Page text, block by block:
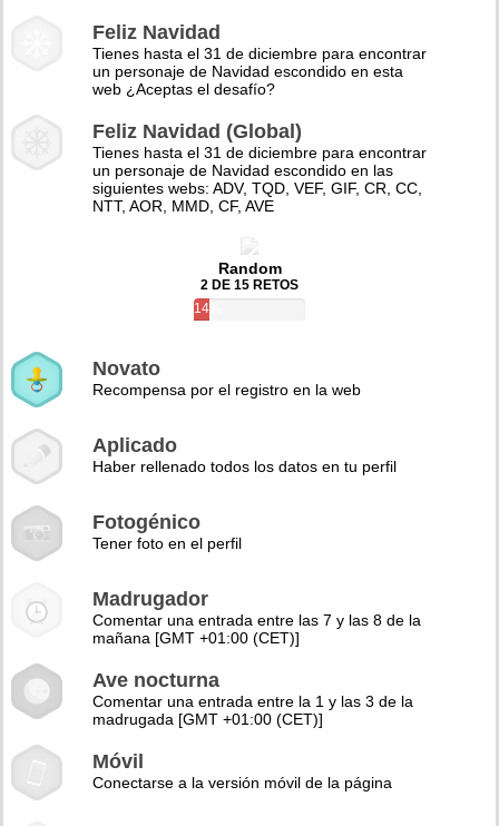
Feliz Navidad
Tienes hasta el 31 de diciembre para encontrar
un personaje de Navidad escondido en esta
web ¿Aceptas el desafío?
Feliz Navidad (Global)
Tienes hasta el 31 de diciembre para encontrar
un personaje de Navidad escondido en las
siguientes webs: ADV, TQD, VEF, GIF, CR, CC,
NTT, AOR, MMD, CF, AVE
Random
2 DE 15 RETOS
14%
Novato
Recompensa por el registro en la web
Aplicado
Haber rellenado todos los datos en tu perfil
Fotogénico
Tener foto en el perfil
Madrugador
Comentar una entrada entre las 7 y las 8 de la
mañana [GMT +01:00 (CET)]
Ave nocturna
Comentar una entrada entre la 1 y las 3 de la
madrugada [GMT +01:00 (CET)]
Móvil
Conectarse a la versión móvil de la página